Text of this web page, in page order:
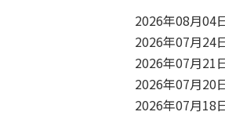
2026年08月04
2026年07月24
2026年07月21
2026年07月20
2026年07月18